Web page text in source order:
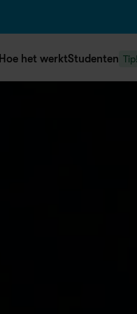
Hoe het werktStudenten